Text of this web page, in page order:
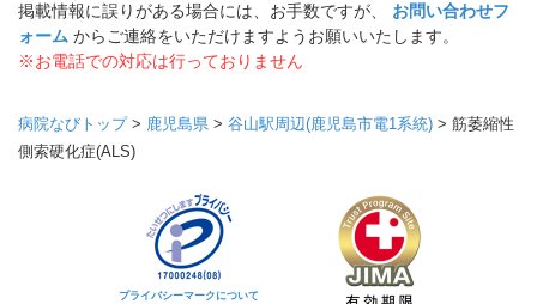
掲載情報に誤りがある場合には、お手数ですが、 お問い合わせフ
ォーム からご連絡をいただけますようお願いいたします。
※お電話での対応は行っておりません
病院なびトップ> 鹿児島県 > 谷山駅周辺(鹿児島市電1系統) > 筋萎縮性
側索硬化症(ALS)
プライバシーマークについて